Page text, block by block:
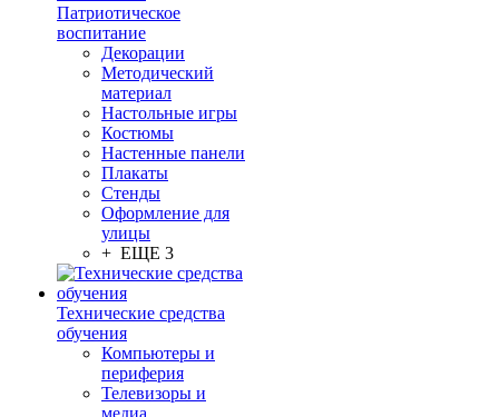
Патриотическое
воспитание
Декорации
Методический
материал
Настольные игры
Костюмы
Настенные панели
Плакаты
Стенды
Оформление для
улицы
+ ЕЩЕ 3
Технические средства
обучения
Компьютеры и
периферия
Телевизоры и
медиа